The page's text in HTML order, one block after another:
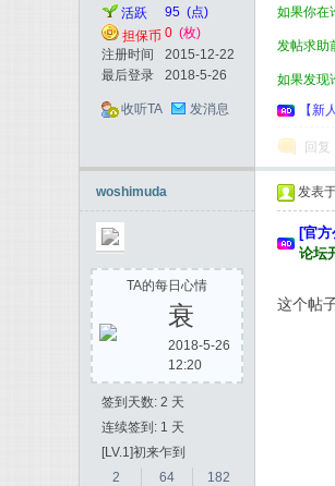
活跃
95 (点)
担保币 0 (枚)
注册时间
2015-12-22
最后登录
2018-5-26
收听TA 发消息
如果你在
发帖求助
如果发现
【新
回复
woshimuda
TA的每日心情
衰
2018-5-26
12:20
签到天数: 2 天
连续签到: 1 天
[LV.1]初来乍到
2
64 182
发表
[官方
论坛
这个帖